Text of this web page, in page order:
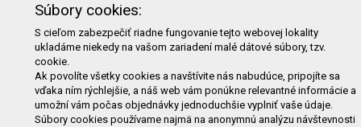
E-shop Akcie Darčekové poukážky
Katalógy
Zľavy
Novinky Predávané značky
Bazár
Výzvy pre obce a firmy
NAKUPOVANIE
Súbory cookies:
S cieľom zabezpečiť riadne fungovanie tejto webovej lokality
ukladáme niekedy na vašom zariadení malé dátové súbory, tzv.
cookie.
Ak povolíte všetky cookies a navštívite nás nabudúce, pripojíte sa
vďaka ním rýchlejšie, a náš web vám ponúkne relevantné informácie a
umožní vám počas objednávky jednoduchšie vyplniť vaše údaje.
Súbory cookies používame najmä na anonymnú analýzu návštevnosti